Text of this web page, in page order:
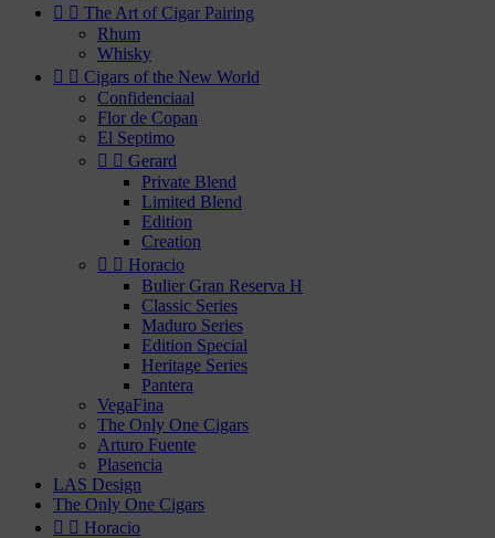
  The Art of Cigar Pairing
Rhum
Whisky
  Cigars of the New World
Confidenciaal
Flor de Copan
El Septimo
  Gerard
Private Blend
Limited Blend
Edition
Creation
  Horacio
Bulier Gran Reserva H
Classic Series
Maduro Series
Edition Special
Heritage Series
Pantera
VegaFina
The Only One Cigars
Arturo Fuente
Plasencia
LAS Design
The Only One Cigars
  Horacio